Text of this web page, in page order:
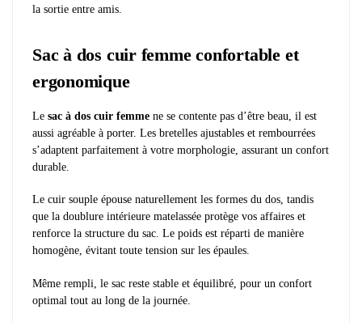
la sortie entre amis.
Sac à dos cuir femme confortable et
ergonomique
Le sac à dos cuir femme ne se contente pas d’être beau, il est
aussi agréable à porter. Les bretelles ajustables et rembourrées
s’adaptent parfaitement à votre morphologie, assurant un confort
durable.
Le cuir souple épouse naturellement les formes du dos, tandis
que la doublure intérieure matelassée protège vos affaires et
renforce la structure du sac. Le poids est réparti de manière
homogène, évitant toute tension sur les épaules.
Même rempli, le sac reste stable et équilibré, pour un confort
optimal tout au long de la journée.